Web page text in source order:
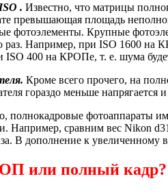
ISO . Известно, что матрицы
превышающая площадь
фотоэлементы. Крупные
раз. Например, при ISO 1600 на
400 на КРОПе, т. е. шума
Кроме всего прочего, на
гораздо меньше
полнокадровые фотоаппараты
Например, сравним вес Nikon
В дополнение к
или полный кадр?